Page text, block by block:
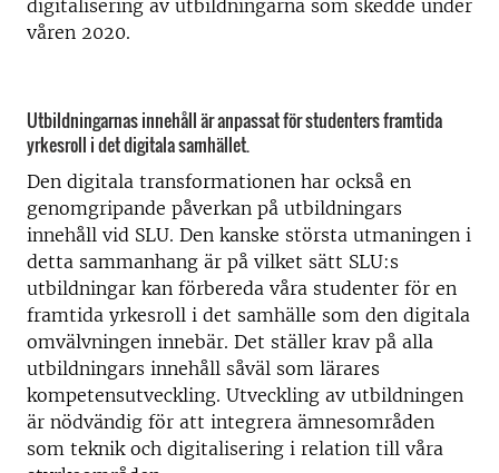
digitalisering av utbildningarna som skedde under
våren 2020.
Utbildningarnas innehåll är anpassat för studenters framtida
yrkesroll i det digitala samhället.
Den digitala transformationen har också en
genomgripande påverkan på utbildningars
innehåll vid SLU. Den kanske största utmaningen i
detta sammanhang är på vilket sätt SLU:s
utbildningar kan förbereda våra studenter för en
framtida yrkesroll i det samhälle som den digitala
omvälvningen innebär. Det ställer krav på alla
utbildningars innehåll såväl som lärares
kompetensutveckling. Utveckling av utbildningen
är nödvändig för att integrera ämnesområden
som teknik och digitalisering i relation till våra